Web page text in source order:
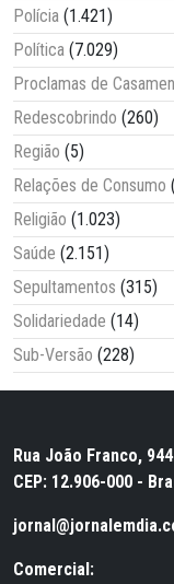
Polícia (1.421)
Política (7.029)
Proclamas de
Redescobrindo (260)
Região (5)
Relações de Consumo
Religião (1.023)
Saúde (2.151)
Sepultamentos (315)
Solidariedade (14)
Sub-Versão (228)
Rua João Franco,
CEP: 12.906-000 -
Comercial: